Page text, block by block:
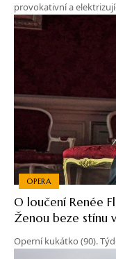
provokativní a
OPERA
O loučení Renée
Ženou beze stínu
Operní kukátko (90).